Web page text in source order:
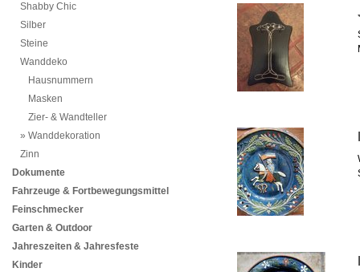
Shabby Chic
Silber
Steine
Wanddeko
Hausnummern
Masken
Zier- & Wandteller
Wanddekoration
Zinn
Dokumente
Fahrzeuge & Fortbewegungsmittel
Feinschmecker
Garten & Outdoor
Jahreszeiten & Jahresfeste
Kinder